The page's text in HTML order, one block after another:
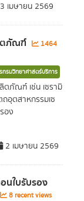
เมษายน 2569
ตภัณฑ์
1464
กรมวิทยาศาสตร์บริการ
ภัณฑ์ เช่น เซรามิ
อุตสาหกรรมเซ
อง
2 เมษายน 2569
นใบรับรอง
8 recent views